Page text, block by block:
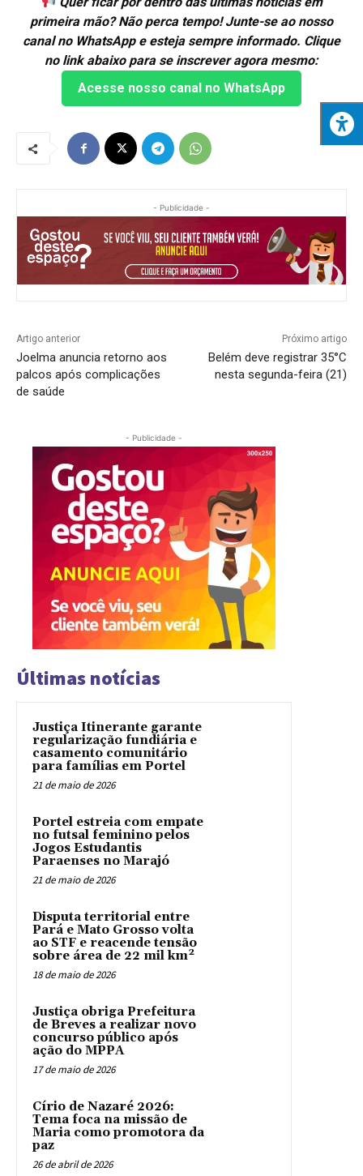
primeira mão? Não perca tempo! Junte-se ao nosso
canal no WhatsApp e esteja sempre informado. Clique
no link abaixo para se inscrever agora mesmo:
Acesse nosso canal no WhatsApp
- Publicidade -
Artigo anterior
Joelma anuncia retorno aos
palcos após complicações
de saúde
Próximo artigo
Belém deve registrar 35°C
nesta segunda-feira (21)
- Publicidade -
Últimas notícias
Justiça Itinerante garante
regularização fundiária e
casamento comunitário
para famílias em Portel
21 de maio de 2026
Portel estreia com empate
no futsal feminino pelos
Jogos Estudantis
Paraenses no Marajó
21 de maio de 2026
Disputa territorial entre
Pará e Mato Grosso volta
ao STF e reacende tensão
sobre área de 22 mil km²
18 de maio de 2026
Justiça obriga Prefeitura
de Breves a realizar novo
concurso público após
ação do MPPA
17 de maio de 2026
Círio de Nazaré 2026:
Tema foca na missão de
Maria como promotora da
paz
26 de abril de 2026